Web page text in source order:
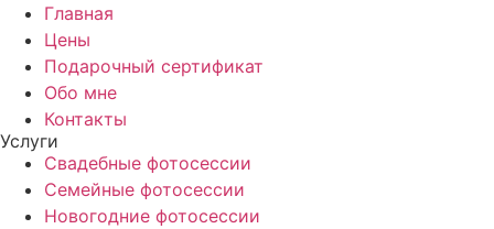
Главная
Цены
Подарочный сертификат
Обо мне
Контакты
Услуги
Свадебные фотосессии
Семейные фотосессии
Новогодние фотосессии